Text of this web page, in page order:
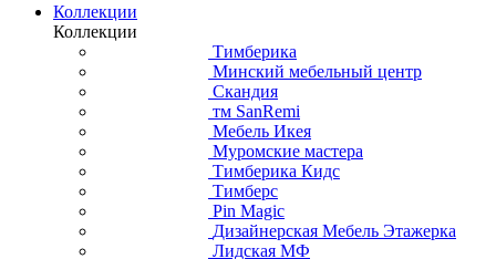
Коллекции
Коллекции
Тимберика
Минский мебельный центр
Скандия
тм SanRemi
Мебель Икея
Муромские мастера
Тимберика Кидс
Тимберс
Pin Magic
Дизайнерская Мебель Этажерка
Лидская МФ